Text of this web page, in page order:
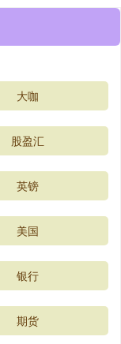
大咖
股盈汇
英镑
美国
银行
期货